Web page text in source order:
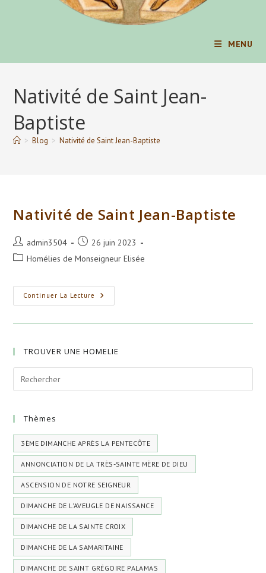
MENU
Nativité de Saint Jean-
Baptiste
> Blog > Nativité de Saint Jean-Baptiste
Nativité de Saint Jean-Baptiste
Auteur/autrice
de
admin3504
Publication
publiée :
26 juin 2023
PostHomélies de Monseigneur Elisée
Continuer La Lecture Nativité
De
Jean-
TROUVER UNE HOMELIE
Thèmes
3ÈME DIMANCHE APRÈS LA PENTECÔTE
ANNONCIATION DE LA TRÈS-SAINTE MÈRE DE DIEU
ASCENSION DE NOTRE SEIGNEUR
DIMANCHE DE L'AVEUGLE DE NAISSANCE
DIMANCHE DE LA SAINTE CROIX
DIMANCHE DE LA SAMARITAINE
DIMANCHE DE SAINT GRÉGOIRE PALAMAS